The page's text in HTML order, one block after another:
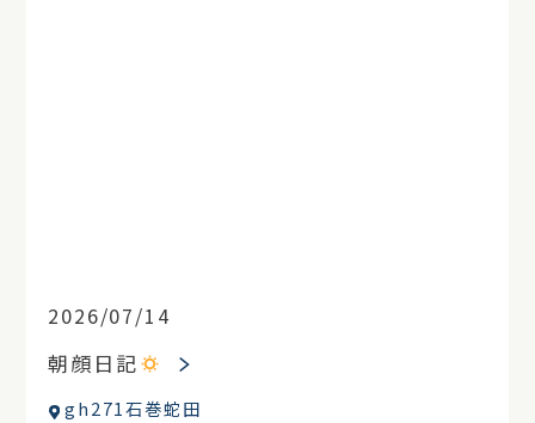
2026/07/14
朝顔日記
gh271石巻蛇田